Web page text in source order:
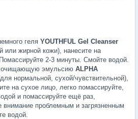
геля YOUTHFUL Gel Cleanser
или жирной кожи), нанесите на
2-3 минуты. Смойте водой.
очищающую эмульсию ALPHA
нормальной, сухой/чувствительной),
на сухое лицо, легко помассируйте,
и помассируйте ещё раз,
внимание проблемным и загрязненным
водой.